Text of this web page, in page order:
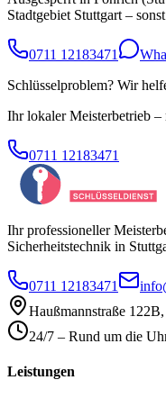
Stadtgebiet Stuttgart –
0711 12183471
Schlüsselproblem? Wir
Ihr lokaler Meisterbetrieb
0711 12183471
Ihr professioneller
Sicherheitstechnik in
0711 12183471
Haußmannstraße 122B,
24/7 – Rund um die
Leistungen